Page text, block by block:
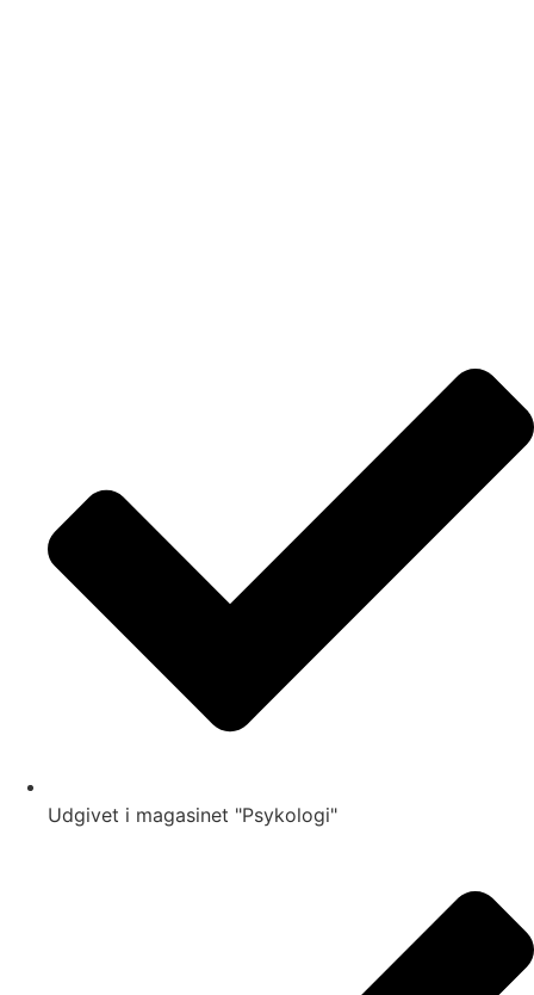
Udgivet i magasinet "Psykologi"